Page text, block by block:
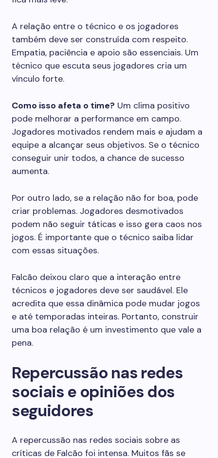
A relação entre o técnico e os jogadores
também deve ser construída com respeito.
Empatia, paciência e apoio são essenciais. Um
técnico que escuta seus jogadores cria um
vínculo forte.
Como isso afeta o time? Um clima positivo
pode melhorar a performance em campo.
Jogadores motivados rendem mais e ajudam a
equipe a alcançar seus objetivos. Se o técnico
conseguir unir todos, a chance de sucesso
aumenta.
Por outro lado, se a relação não for boa, pode
criar problemas. Jogadores desmotivados
podem não seguir táticas e isso gera caos nos
jogos. É importante que o técnico saiba lidar
com essas situações.
Falcão deixou claro que a interação entre
técnicos e jogadores deve ser saudável. Ele
acredita que essa dinâmica pode mudar jogos
e até temporadas inteiras. Portanto, construir
uma boa relação é um investimento que vale a
pena.
Repercussão nas redes
sociais e opiniões dos
seguidores
A repercussão nas redes sociais sobre as
críticas de Falcão foi intensa. Muitos fãs se